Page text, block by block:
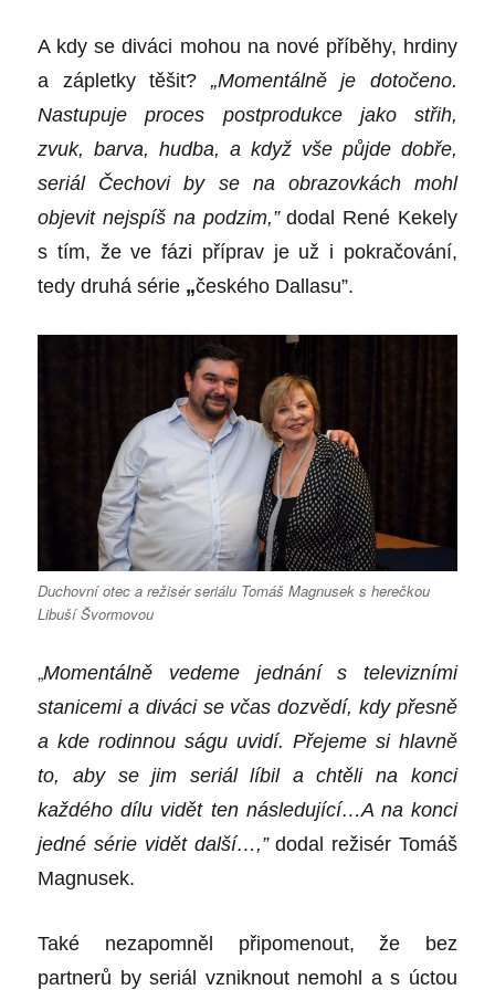
A kdy se diváci mohou na nové příběhy, hrdiny
a zápletky těšit? „Momentálně je dotočeno.
Nastupuje proces postprodukce jako střih,
zvuk, barva, hudba, a když vše půjde dobře,
seriál Čechovi by se na obrazovkách mohl
objevit nejspíš na podzim,”dodal René Kekely
s tím, že ve fázi příprav je už i pokračování,
tedy druhá série „českého Dallasu”.
Duchovní otec a režisér seriálu Tomáš Magnusek s herečkou
Libuší Švormovou
„Momentálně vedeme jednání s televizními
stanicemi a diváci se včas dozvědí, kdy přesně
a kde rodinnou ságu uvidí. Přejeme si hlavně
to, aby se jim seriál líbil a chtěli na konci
každého dílu vidět ten následující…A na konci
jednésérie vidět další…,”dodal režisér Tomáš
Magnusek.
Také nezapomněl připomenout, že bez
partnerů by seriál vzniknout nemohl a s úctou